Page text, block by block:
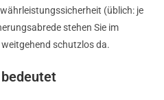
(üblich: je
stehen Sie im
schutzlos da.